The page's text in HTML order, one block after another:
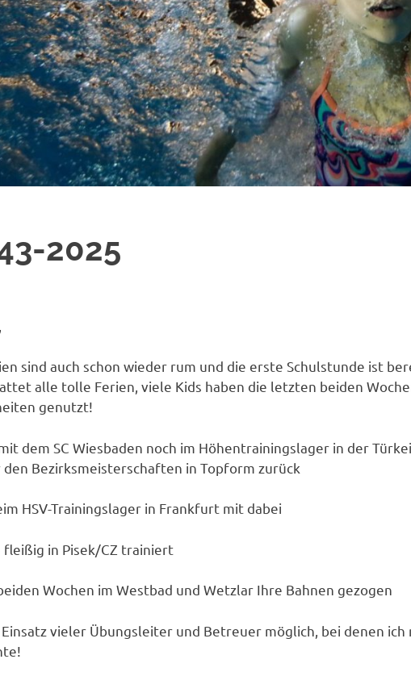
2025
sind auch schon wieder rum und die erste Schulstunde ist
alle tolle Ferien, viele Kids haben die letzten beiden
genutzt!
dem SC Wiesbaden noch im Höhentrainingslager in der
Bezirksmeisterschaften in Topform zurück
HSV-Trainingslager in Frankfurt mit dabei
fleißig in Pisek/CZ trainiert
Wochen im Westbad und Wetzlar Ihre Bahnen gezogen
vieler Übungsleiter und Betreuer möglich, bei denen ich